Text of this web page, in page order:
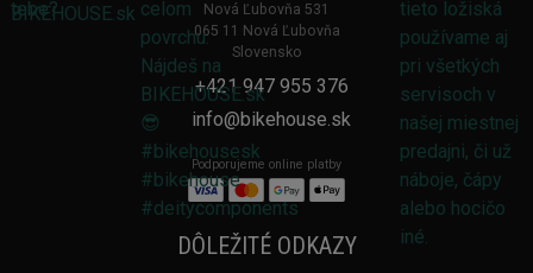
Nová Ľubovňa 531
065 11 Nová Ľubovňa
Slovensko
+421 947 955 376
info@bikehouse.sk
Podporujeme online platby
DÔLEŽITÉ ODKAZY